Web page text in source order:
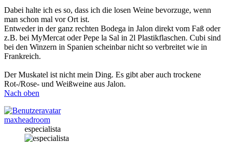
Dabei halte ich es so, dass ich die losen Weine bevorzuge, wenn
man schon mal vor Ort ist.
Entweder in der ganz rechten Bodega in Jalon direkt vom Faß oder
z.B. bei MyMercat oder Pepe la Sal in 2l Plastikflaschen. Cubi sind
bei den Winzern in Spanien scheinbar nicht so verbreitet wie in
Frankreich.
Der Muskatel ist nicht mein Ding. Es gibt aber auch trockene
Rot-/Rose- und Weißweine aus Jalon.
Nach oben
maxheadroom
especialista